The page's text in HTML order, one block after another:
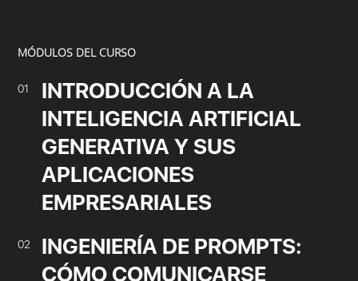
MÓDULOS DEL CURSO
01
INTRODUCCIÓN A LA
INTELIGENCIA ARTIFICIAL
GENERATIVA Y SUS
APLICACIONES
EMPRESARIALES
02
INGENIERÍA DE PROMPTS:
CÓMO COMUNICARSE